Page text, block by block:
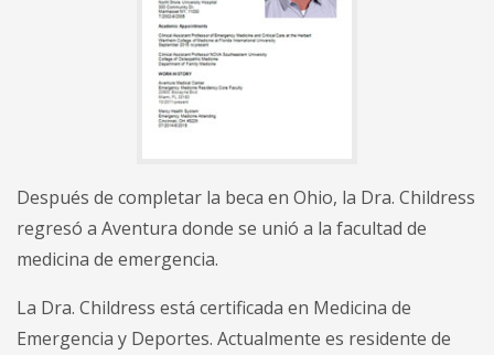
Después de completar la beca en Ohio, la Dra. Childress
regresó a Aventura donde se unió a la facultad de
medicina de emergencia.
La Dra. Childress está certificada en Medicina de
Emergencia y Deportes. Actualmente es residente de